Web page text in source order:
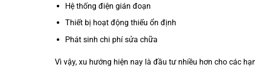
Hệ thống điện gián đoạn
Thiết bị hoạt động thiếu ổn định
Phát sinh chi phí sửa chữa
Vì vậy, xu hướng hiện nay là đầu tư nhiều hơn cho các